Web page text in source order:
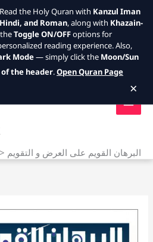
البرھان القویم علی العرض و التقویم
Read the Holy Quran with Kanzul Iman
and Roman, along with Khazain-
Toggle ON/OFFoptions for
reading experience. Also,
Mode— simply click the Moon/Sun
the header.Open Quran Page
×